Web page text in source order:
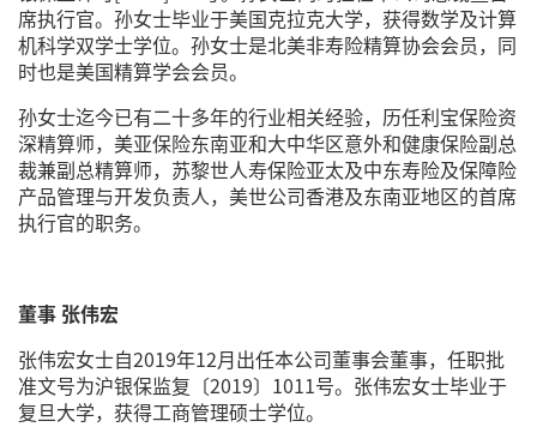
席执行官。孙女士毕业于美国克拉克大学，获得数学及计算
机科学双学士学位。孙女士是北美非寿险精算协会会员，同
时也是美国精算学会会员。
孙女士迄今已有二十多年的行业相关经验，历任利宝保险资
深精算师，美亚保险东南亚和大中华区意外和健康保险副总
裁兼副总精算师，苏黎世人寿保险亚太及中东寿险及保障险
产品管理与开发负责人，美世公司香港及东南亚地区的首席
执行官的职务。
董事 张伟宏
张伟宏女士自2019年12月出任本公司董事会董事，任职批
准文号为沪银保监复〔2019〕1011号。张伟宏女士毕业于
复旦大学，获得工商管理硕士学位。